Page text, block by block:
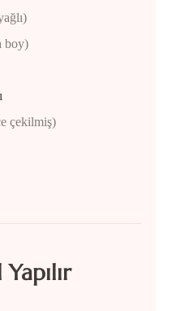
boy)
çekilmiş)